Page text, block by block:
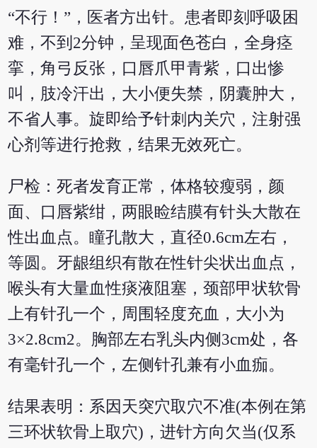
“不行！”，医者方出针。患者即刻呼吸困
难，不到2分钟，呈现面色苍白，全身痉
挛，角弓反张，口唇爪甲青紫，口出惨
叫，肢冷汗出，大小便失禁，阴囊肿大，
不省人事。旋即给予针刺内关穴，注射强
心剂等进行抢救，结果无效死亡。
尸检：死者发育正常，体格较瘦弱，颜
面、口唇紫绀，两眼睑结膜有针头大散在
性出血点。瞳孔散大，直径0.6cm左右，
等圆。牙龈组织有散在性针尖状出血点，
喉头有大量血性痰液阻塞，颈部甲状软骨
上有针孔一个，周围轻度充血，大小为
3×2.8cm2。胸部左右乳头内侧3cm处，各
有毫针孔一个，左侧针孔兼有小血痂。
结果表明：系因天突穴取穴不准(本例在第
三环状软骨上取穴)，进针方向欠当(仅系